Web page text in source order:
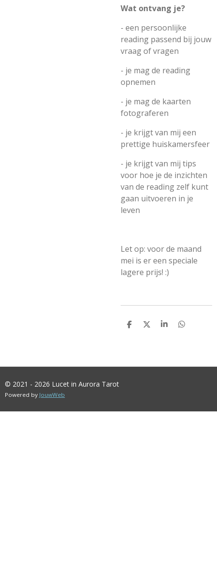
Wat ontvang je?
- een persoonlijke
reading passend bij jouw
vraag of vragen
- je mag de reading
opnemen
- je mag de kaarten
fotograferen
- je krijgt van mij een
prettige huiskamersfeer
- je krijgt van mij tips
voor hoe je de inzichten
van de reading zelf kunt
gaan uitvoeren in je
leven
Let op: voor de maand
mei is er een speciale
lagere prijs! :)
D
D
S
D
© 2021 - 2026 Lucet in Aurora Tarot
Powered by JouwWeb